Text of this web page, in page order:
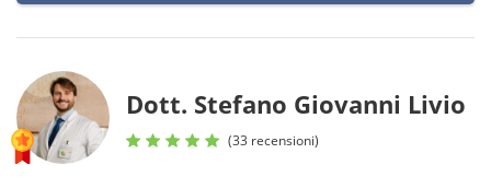
Dott. Stefano Giovanni Livio
(33 recensioni)